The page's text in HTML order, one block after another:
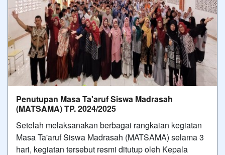
Penutupan Masa Ta'aruf Siswa Madrasah
(MATSAMA) TP. 2024/2025
Setelah melaksanakan berbagai rangkaian kegiatan
Masa Ta'aruf Siswa Madrasah (MATSAMA) selama 3
hari, kegiatan tersebut resmi ditutup oleh Kepala